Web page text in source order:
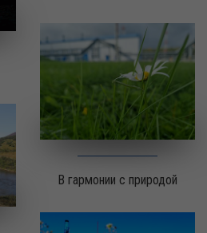
В гармонии с природой